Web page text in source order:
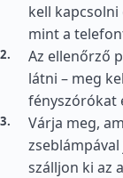
kell kapcsolni
mint a
Az ellenőrző
látni – meg
fényszórókat
Várja meg,
szálljon ki az